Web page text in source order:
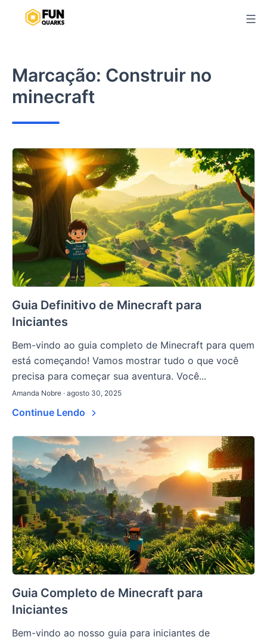
Marcação: Construir no
minecraft
Guia Definitivo de Minecraft para
Iniciantes
Bem-vindo ao guia completo de Minecraft para quem
está começando! Vamos mostrar tudo o que você
precisa para começar sua aventura. Você...
Amanda Nobre · agosto 30, 2025
Continue Lendo
Guia Completo de Minecraft para
Iniciantes
Bem-vindo ao nosso guia para iniciantes de